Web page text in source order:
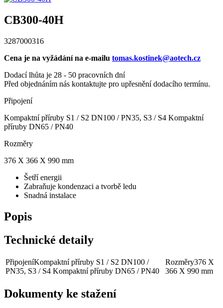
CB300-40H
3287000316
Cena je na vyžádání na e-mailu tomas.kostinek@aotech.cz
Dodací lhůta je 28 - 50 pracovních dní
Před objednáním nás kontaktujte pro upřesnění dodacího termínu.
Připojení
Kompaktní příruby S1 / S2 DN100 / PN35, S3 / S4 Kompaktní
příruby DN65 / PN40
Rozměry
376 X 366 X 990 mm
Šetří energii
Zabraňuje kondenzaci a tvorbě ledu
Snadná instalace
Popis
Technické detaily
PřipojeníKompaktní příruby S1 / S2 DN100 /
PN35, S3 / S4 Kompaktní příruby DN65 / PN40
Rozměry376 X
366 X 990 mm
Dokumenty ke stažení